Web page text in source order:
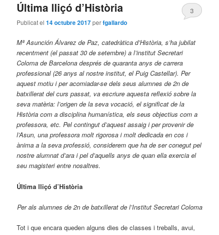
Última lliçó d’Història
Publicat el14 octubre 2017perfgallardo
3
Mª Asunción Álvarez de Paz, catedràtica d’Història, s’ha jubilat
recentment (el passat 30 de setembre) a l’institut Secretari
Coloma de Barcelona després de quaranta anys de carrera
professional (26 anys al nostre institut, el Puig Castellar). Per
aquest motiu i per acomiadar-se dels seus alumnes de 2n de
batxillerat del curs passat, va escriure aquesta reflexió sobre la
seva matèria: l’origen de la seva vocació, el significat de la
Història com a disciplina humanística, els seus objectius com a
professora, etc. Pel contingut d’aquest assaig i per provenir de
l’Asun, una professora molt rigorosa i molt dedicada en cos i
ànima a la seva professió, considerem que ha de ser conegut pel
nostre alumnat d’ara i pel d’aquells anys de quan ella exercia el
seu magisteri entre nosaltres.
Última lliçó d’Història
Per als alumnes de 2n de batxillerat de l’Institut Secretari Coloma
Tot i que encara queden alguns dies de classes i treballs, avui,